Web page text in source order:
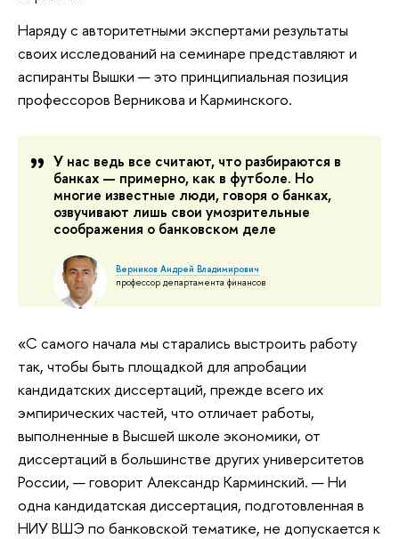
Наряду с авторитетными экспертами результаты
своих исследований на семинаре представляют и
аспиранты Вышки — это принципиальная позиция
профессоров Верникова и Карминского.
У нас ведь все считают, что разбираются в
банках — примерно, как в футболе. Но
многие известные люди, говоря о банках,
озвучивают лишь свои умозрительные
соображения о банковском деле
Верников Андрей Владимирович
профессор департамента финансов
«С самого начала мы старались выстроить работу
так, чтобы быть площадкой для апробации
кандидатских диссертаций, прежде всего их
эмпирических частей, что отличает работы,
выполненные в Высшей школе экономики, от
диссертаций в большинстве других университетов
России, — говорит Александр Карминский. — Ни
одна кандидатская диссертация, подготовленная в
НИУ ВШЭ по банковской тематике, не допускается к